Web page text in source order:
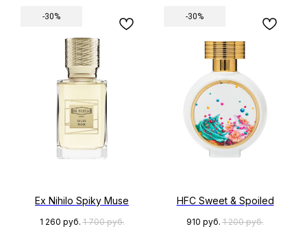
-30%
Ex Nihilo Spiky Muse
1 260 руб. 1 700 руб.
-30%
HFC Sweet & Spoiled
910 руб. 1 200 руб.